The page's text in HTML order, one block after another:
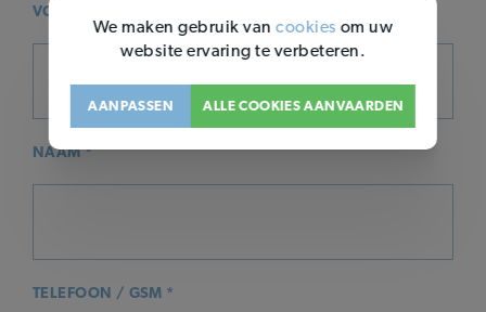
VOORNAAM *
NAAM *
TELEFOON / GSM *
We maken gebruik van cookies om uw
website ervaring te verbeteren.
AANPASSEN ALLE COOKIES AANVAARDEN